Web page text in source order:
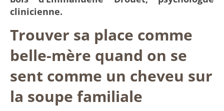
clinicienne.
Trouver sa place comme
belle-mère quand on se
sent comme un cheveu sur
la soupe familiale